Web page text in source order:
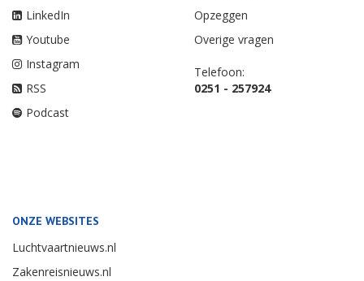
LinkedIn
Youtube
Instagram
RSS
Podcast
Opzeggen
Overige vragen
Telefoon:
0251 - 257924
ONZE WEBSITES
Luchtvaartnieuws.nl
Zakenreisnieuws.nl